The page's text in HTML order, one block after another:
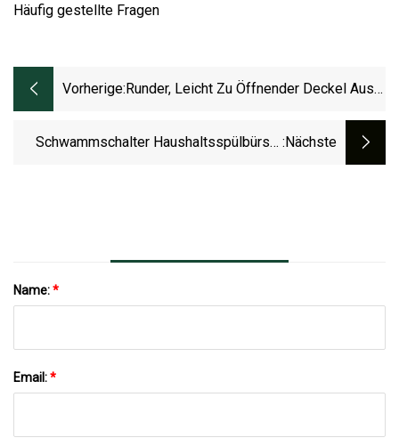
Häufig gestellte Fragen
Vorherige: Runder, Leicht Zu Öffnender Deckel Aus
Getränkedosen, Deckelflasche, 200 Ml
Schwammschalter Haushaltsspülbürste :nächste
Name:*
Email:*